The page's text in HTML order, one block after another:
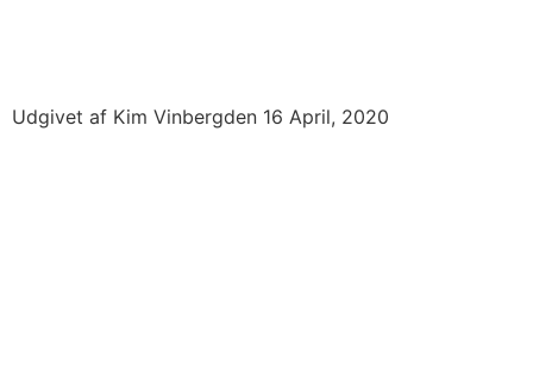
Udgivet af Kim Vinbergden 16 April, 2020